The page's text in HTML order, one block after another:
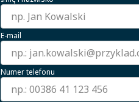
E-mail
Numer telefonu